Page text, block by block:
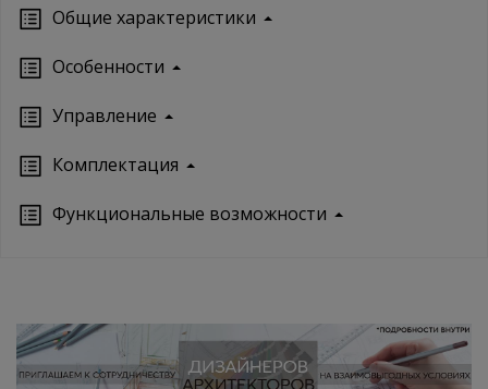
Oбщие характеристики
Особенности
Управление
Кoмплектация
Функциональные возможности